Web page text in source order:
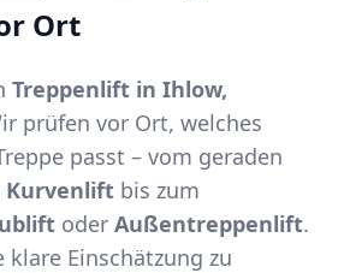
Ort
Treppenlift in Ihlow,
prüfen vor Ort, welches
passt – vom geraden
Kurvenlift bis zum
oder Außentreppenlift.
klare Einschätzung zu